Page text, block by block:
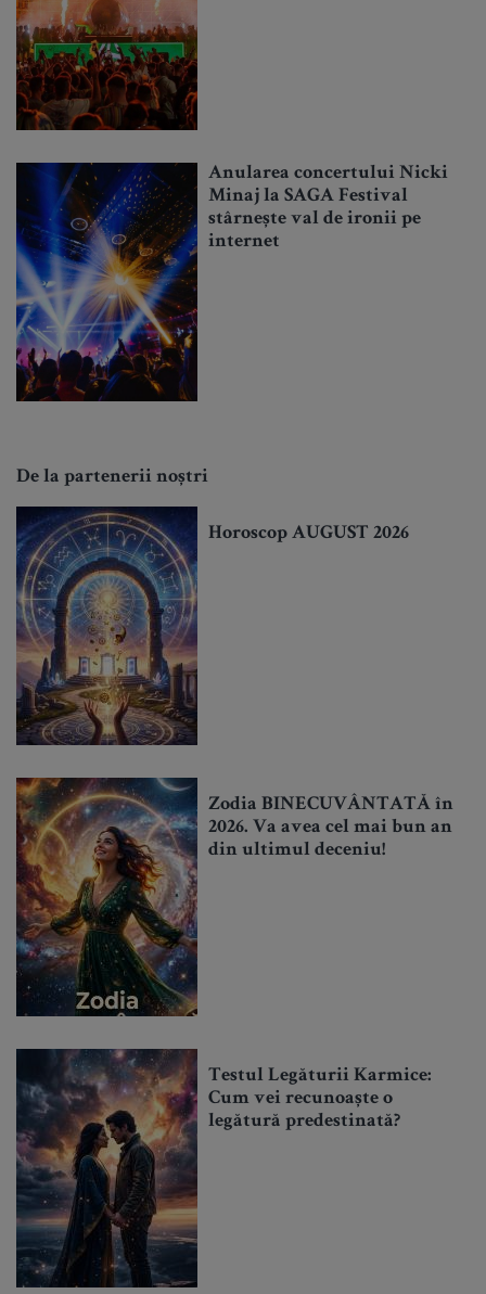
Anularea concertului Nicki
Minaj la SAGA Festival
stârnește val de ironii pe
internet
De la partenerii noștri
Horoscop AUGUST 2026
Zodia BINECUVÂNTATĂ în
2026. Va avea cel mai bun an
din ultimul deceniu!
Testul Legăturii Karmice:
Cum vei recunoaște o
legătură predestinată?